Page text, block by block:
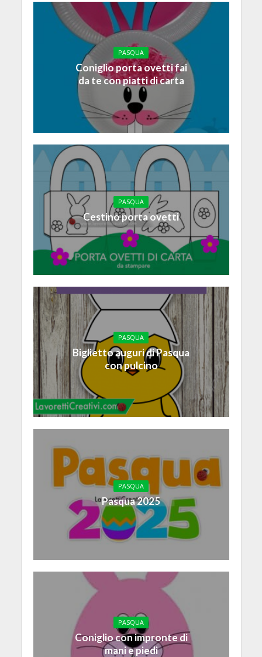
PASQUA
Coniglio porta ovetti fai
da te con piatti di carta
PASQUA
Cestino porta ovetti
PASQUA
Biglietto auguri di Pasqua
con pulcino
PASQUA
Pasqua 2025
PASQUA
Coniglio con impronte di
mani e piedi